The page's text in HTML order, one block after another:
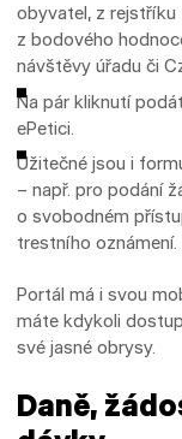
obyvatel, z
z bodového
návštěvy úřadu či
Na pár kliknutí
ePetici.
Užitečné jsou i
– např. pro podání
o svobodném
trestního oznámení.
Portál má i svou
máte kdykoli
své jasné obrysy.
Daně,